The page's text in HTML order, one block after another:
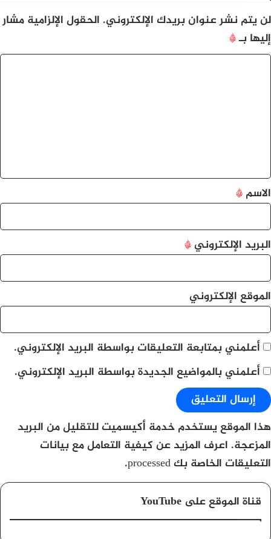
لن يتم نشر عنوان بريدك الإلكتروني. الحقول الإلزامية مشار
إليها بـ*
ق
*
الاسم *
البريد الإلكتروني*
الموقع الإلكتروني
أعلمني بمتابعة التعليقات بواسطة البريد الإلكتروني.
أعلمني بالمواضيع الجديدة بواسطة البريد الإلكتروني.
هذا الموقع يستخدم خدمة أكيسميت للتقليل من البريد
المزعجة. اعرف المزيد عن كيفية التعامل مع بيانات
التعليقات الخاصة بك processed
.
قناة الموقع على YouTube